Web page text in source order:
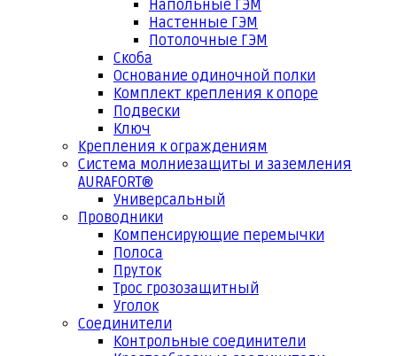
Напольные ГЭМ
Настенные ГЭМ
Потолочные ГЭМ
Скоба
Основание одиночной полки
Комплект крепления к опоре
Подвески
Ключ
Крепления к ограждениям
Система молниезащиты и заземления
AURAFORT®
Универсальный
Проводники
Компенсирующие перемычки
Полоса
Пруток
Трос грозозащитный
Уголок
Соединители
Контрольные соединители